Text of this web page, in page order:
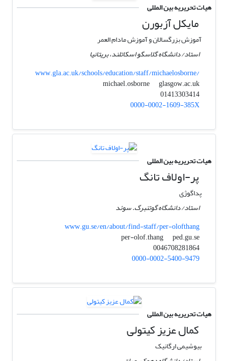
هیات تحریریه بین المللی
مایکل آزبورن
آموزش بزرگسالان و آموزش مادام العمر
استاد/ دانشگاه گلاسگو اسکاتلند، بریتانیا
www.gla.ac.uk/schools/education/staff/michaelosborne/
michael.osborne
glasgow.ac.uk
01413303414
0000-0002-1609-385X
هیات تحریریه بین المللی
پر-اولاف تانگ
پداگوژی
استاد/ دانشگاه گوتنبرگ. سوئد
www.gu.se/en/about/find-staff/per-olofthang
per-olof.thang
ped.gu.se
0046708281864
0000-0002-5400-9479
هیات تحریریه بین المللی
کمال عزیز کیتولی
بیوشیمی ارگانیک